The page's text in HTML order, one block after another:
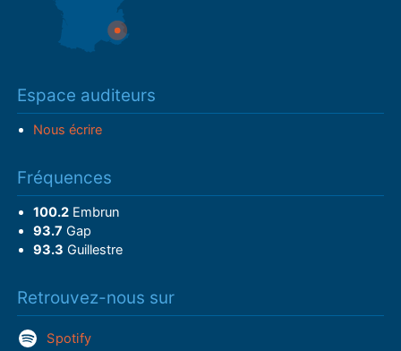
Espace auditeurs
Nous écrire
Fréquences
100.2Embrun
93.7 Gap
93.3 Guillestre
Retrouvez-nous sur
Spotify